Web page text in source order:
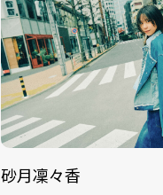
砂月凜々香